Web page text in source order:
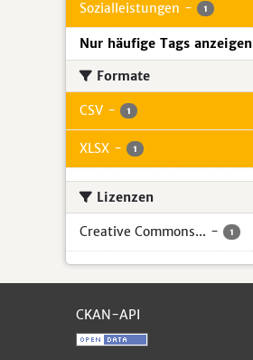
Sozialleistungen - 1
Nur häufige Tags anzeigen
Formate
CSV - 1
XLSX - 1
Lizenzen
Creative Commons... - 1
CKAN-API